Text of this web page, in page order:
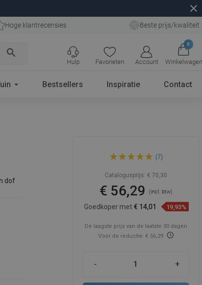
close
Hoge klantrecensies Beste prijs/kwaliteit
search
Favorieten Account
0
Winkelwagen
Hulp
Bestsellers Inspiratie Contact
dof
Mexen Tina opzetwastafel
41x 41 cm, wit - 21144100
(7)
Catalogusprijs: € 70,30
€ 56,29(incl. btw)
Goedkoper met € 14,01 19,93%
De laagste prijs van de laatste 30 dagen
Voor de reductie: € 56,29
- +